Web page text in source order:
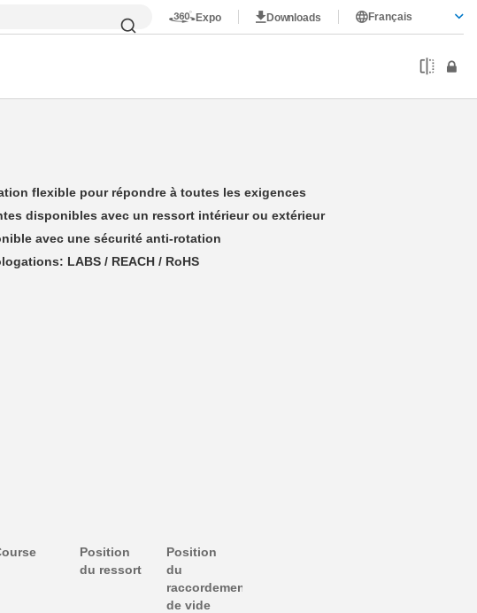
Expo Downloads Français
flexible pour répondre à toutes les exigences
disponibles avec un ressort intérieur ou extérieur
avec une sécurité anti-rotation
LABS / REACH / RoHS
Position
du ressort
Position
du
raccordement
de vide